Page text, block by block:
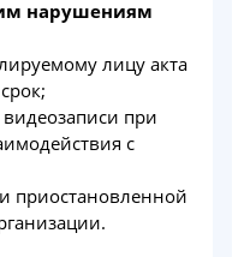
нарушениям
лицу акта
видеозаписи при
с
приостановленной